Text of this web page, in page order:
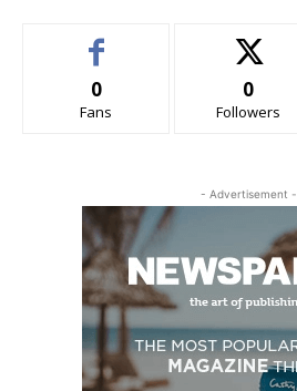
0
Fans
0
Followers
- Advertisement -